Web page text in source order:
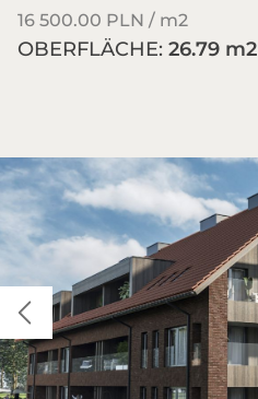
16 500.00 PLN / m2
OBERFLÄCHE: 26.79 m2